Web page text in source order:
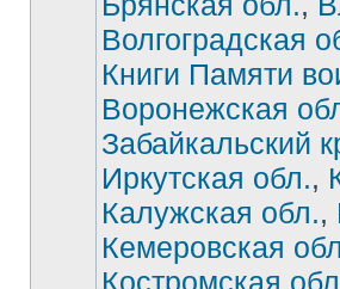
Волгоградская
Книги Памяти
Воронежская
Забайкальский
Иркутская обл.,
Калужская обл.,
Кемеровская
Костромская